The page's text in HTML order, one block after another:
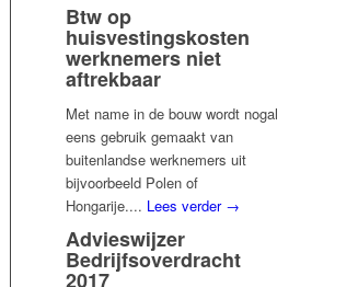
Btw op
huisvestingskosten
werknemers niet
aftrekbaar
Met name in de bouw wordt nogal
eens gebruik gemaakt van
buitenlandse werknemers uit
bijvoorbeeld Polen of
Hongarije.... Lees verder →
Advieswijzer
Bedrijfsoverdracht
2017